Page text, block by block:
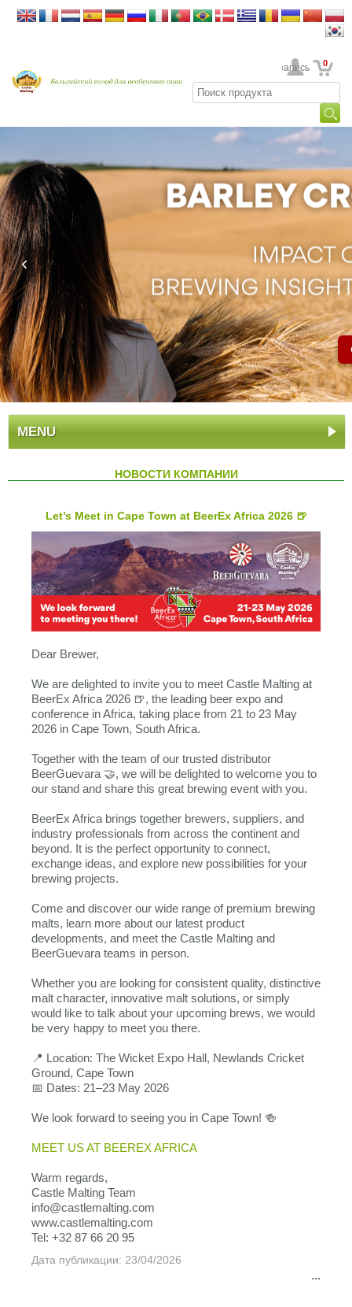
Ваша учетная запись 0
MENU
НОВОСТИ КОМПАНИИ
Let’s Meet in Cape Town at BeerEx Africa 2026 🍺
Dear Brewer,
We are delighted to invite you to meet Castle Malting at
BeerEx Africa 2026 🍺, the leading beer expo and
conference in Africa, taking place from 21 to 23 May
2026 in Cape Town, South Africa.
Together with the team of our trusted distributor
BeerGuevara 🤝, we will be delighted to welcome you to
our stand and share this great brewing event with you.
BeerEx Africa brings together brewers, suppliers, and
industry professionals from across the continent and
beyond. It is the perfect opportunity to connect,
exchange ideas, and explore new possibilities for your
brewing projects.
Come and discover our wide range of premium brewing
malts, learn more about our latest product
developments, and meet the Castle Malting and
BeerGuevara teams in person.
Whether you are looking for consistent quality, distinctive
malt character, innovative malt solutions, or simply
would like to talk about your upcoming brews, we would
be very happy to meet you there.
📍 Location: The Wicket Expo Hall, Newlands Cricket
Ground, Cape Town
📅 Dates: 21–23 May 2026
We look forward to seeing you in Cape Town! 🍻
MEET US AT BEEREX AFRICA
Warm regards,
Castle Malting Team
info@castlemalting.com
www.castlemalting.com
Tel: +32 87 66 20 95
Дата публикации: 23/04/2026
...